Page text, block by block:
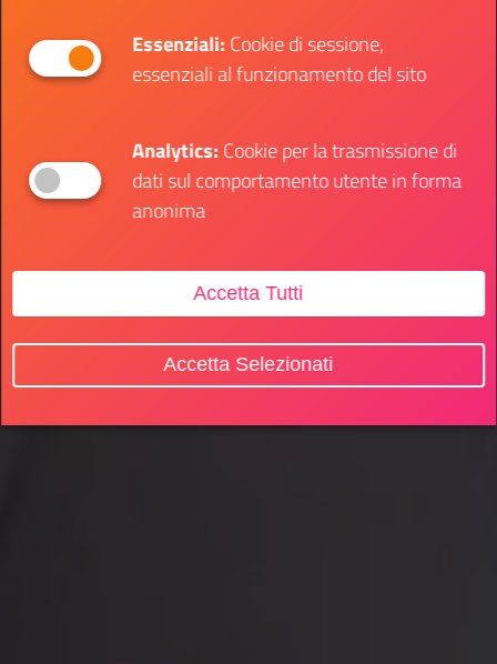
Essenziali:Cookie di sessione,
essenziali al funzionamento del sito
Analytics:Cookie per la trasmissione di
dati sul comportamento utente in forma
anonima
Accetta Tutti
Accetta Selezionati